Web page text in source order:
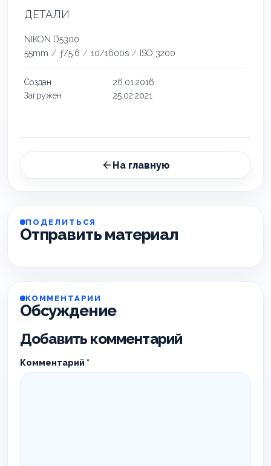
ДЕТАЛИ
NIKON D5300
55mm / ƒ/5.6 / 10/1600s / ISO 3200
Создан
26.01.2016
Загружен
25.02.2021
На главную
ПОДЕЛИТЬСЯ
Отправить материал
КОММЕНТАРИИ
Обсуждение
Добавить комментарий
Комментарий *